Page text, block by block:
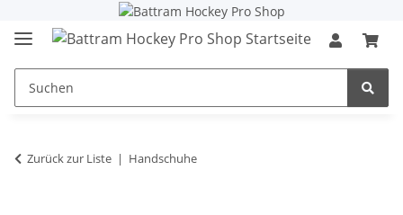
Zurück zur Liste Handschuhe